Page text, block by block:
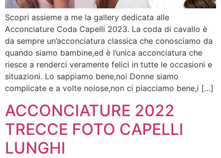
Scopri assieme a me la gallery dedicata alle
Acconciature Coda Capelli 2023. La coda di cavallo è
da sempre un’acconciatura classica che conosciamo da
quando siamo bambine,ed è l’unica acconciatura che
riesce a renderci veramente felici in tutte le occasioni e
situazioni. Lo sappiamo bene,noi Donne siamo
complicate e a volte noiose,non ci piacciamo bene,i […]
ACCONCIATURE 2022
TRECCE FOTO CAPELLI
LUNGHI